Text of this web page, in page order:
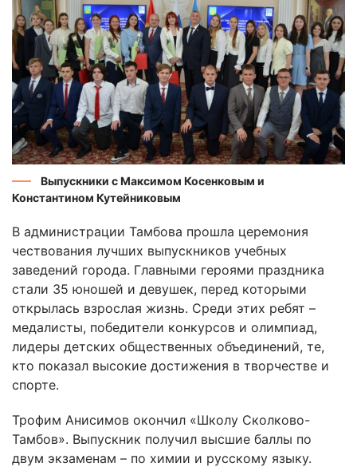
Выпускники с Максимом Косенковым и
Константином Кутейниковым
В администрации Тамбова прошла церемония
чествования лучших выпускников учебных
заведений города. Главными героями праздника
стали 35 юношей и девушек, перед которыми
открылась взрослая жизнь. Среди этих ребят –
медалисты, победители конкурсов и олимпиад,
лидеры детских общественных объединений, те,
кто показал высокие достижения в творчестве и
спорте.
Трофим Анисимов окончил «Школу Сколково-
Тамбов». Выпускник получил высшие баллы по
двум экзаменам – по химии и русскому языку.